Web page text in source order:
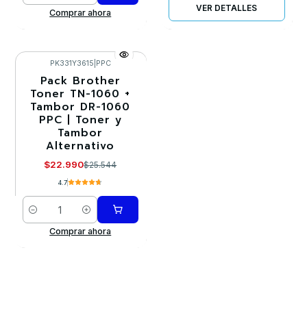
Comprar ahora
VER DETALLES
-10%
PK331Y3615 PPC
Pack Brother
Toner TN-1060 +
Tambor DR-1060
PPC | Toner y
Tambor
Alternativo
$22.990$25.544
4.7
Cantidad
Comprar ahora